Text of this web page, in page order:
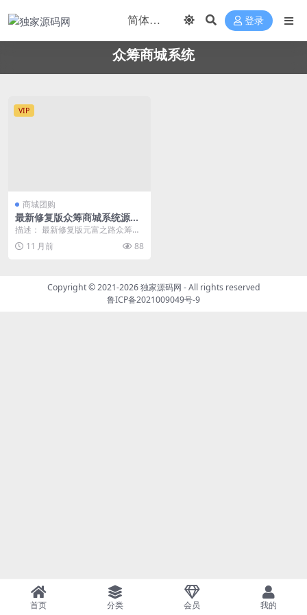
登录
众筹商城系统
VIP
商城团购
最新修复版众筹商城系统源码/
订单认购/多多优购/商城加共
描述： 最新修复版元富之路众筹商
城系统源码/订单认购/多多优购/商
城加共识 前端...
11 月前 88
Copyright © 2021-2026独家源码网 - All rights reserved
鲁ICP备2021009049号-9
首页 分类 会员 我的